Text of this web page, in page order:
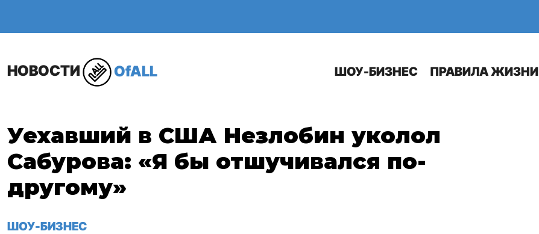
НОВОСТИ OfALL ШОУ-БИЗНЕС ПРАВИЛА ЖИЗНИ
Уехавший в США Незлобин уколол
Сабурова: «Я бы отшучивался по-
другому»
ШОУ-БИЗНЕС